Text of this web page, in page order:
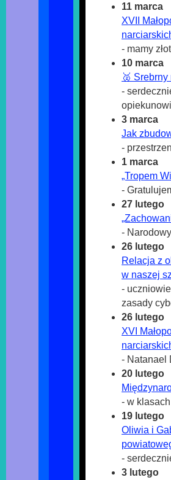
11 marca
XVII
- mamy
10 marca
🥈
-
3 marca
Jak
-
1 marca
„Tropem
-
27 lutego
-
26 lutego
Relacja z
w naszej
-
zasady
26 lutego
XVI
- Natanael
20 lutego
- w klasach
19 lutego
Oliwia i
-
3 lutego